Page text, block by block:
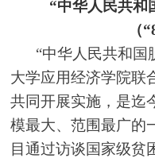
“中华人民共和
（
“中华人民共和国
大学应用经济学院联
共同开展实施，是迄
模最大、范围最广的
目通过访谈国家级贫